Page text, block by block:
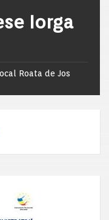
Iorga
Roata de Jos